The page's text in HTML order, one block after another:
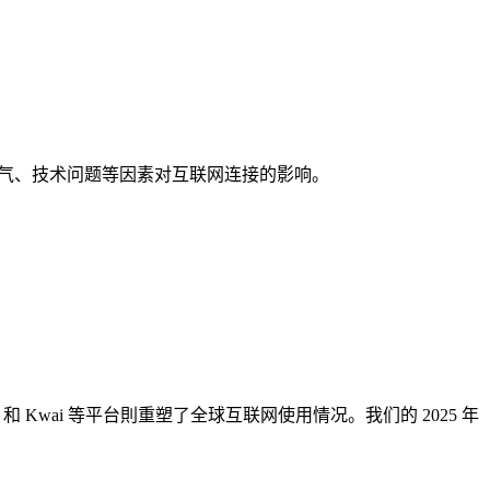
、技术问题等因素对互联网连接的影响。
Kwai 等平台則重塑了全球互联网使用情况。我们的 2025 年